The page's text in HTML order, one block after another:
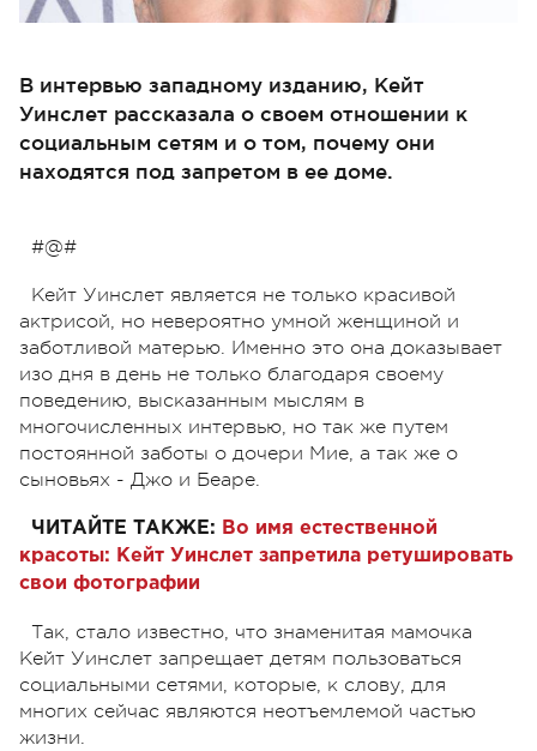
В интервью западному изданию, Кейт
Уинслет рассказала о своем отношении к
социальным сетям и о том, почему они
находятся под запретом в ее доме.
#@#
Кейт Уинслет является не только красивой
актрисой, но невероятно умной женщиной и
заботливой матерью. Именно это она доказывает
изо дня в день не только благодаря своему
поведению, высказанным мыслям в
многочисленных интервью, но так же путем
постоянной заботы о дочери Мие, а так же о
сыновьях - Джо и Беаре.
ЧИТАЙТЕ ТАКЖЕ: Во имя естественной
красоты: Кейт Уинслет запретила ретушировать
свои фотографии
Так, стало известно, что знаменитая мамочка
Кейт Уинслет запрещает детям пользоваться
социальными сетями, которые, к слову, для
многих сейчас являются неотъемлемой частью
жизни.